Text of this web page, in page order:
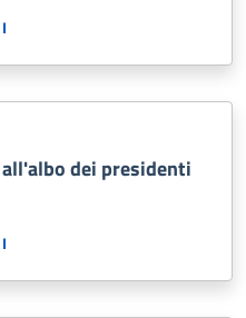
dei presidenti